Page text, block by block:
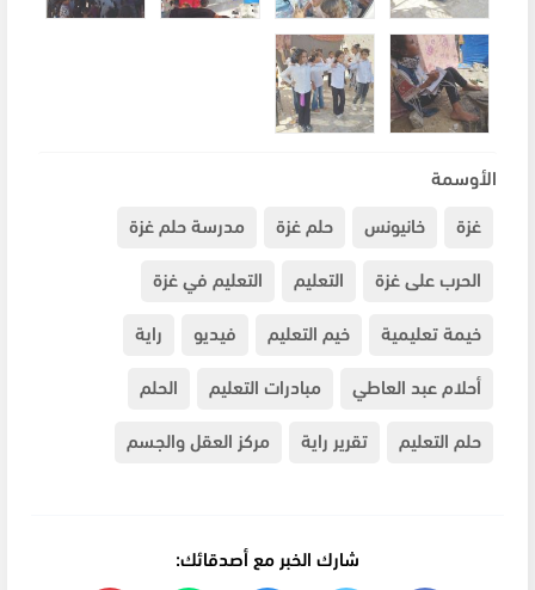
الأوسمة
غزة
خانيونس حلم غزة
مدرسة حلم غزة
الحرب على غزة
التعليم
التعليم في غزة
خيمة تعليمية
خيم التعليم فيديو
راية
أحلام عبد العاطي
مبادرات التعليم
الحلم
حلم التعليم
تقرير راية مركز العقل والجسم
شارك الخبر مع أصدقائك: